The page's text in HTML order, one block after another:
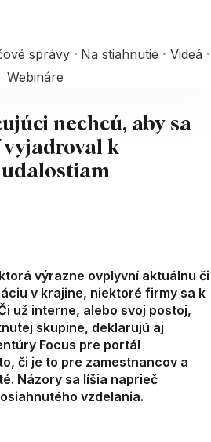
správy Na stiahnutie
Videá
Webináre
nechcú, aby sa
k
výrazne ovplyvní aktuálnu či
v krajine, niektoré firmy sa k
už interne, alebo svoj postoj,
skupine, deklarujú aj
Focus pre portál
či je to pre zamestnancov a
Názory sa líšia naprieč
vzdelania.